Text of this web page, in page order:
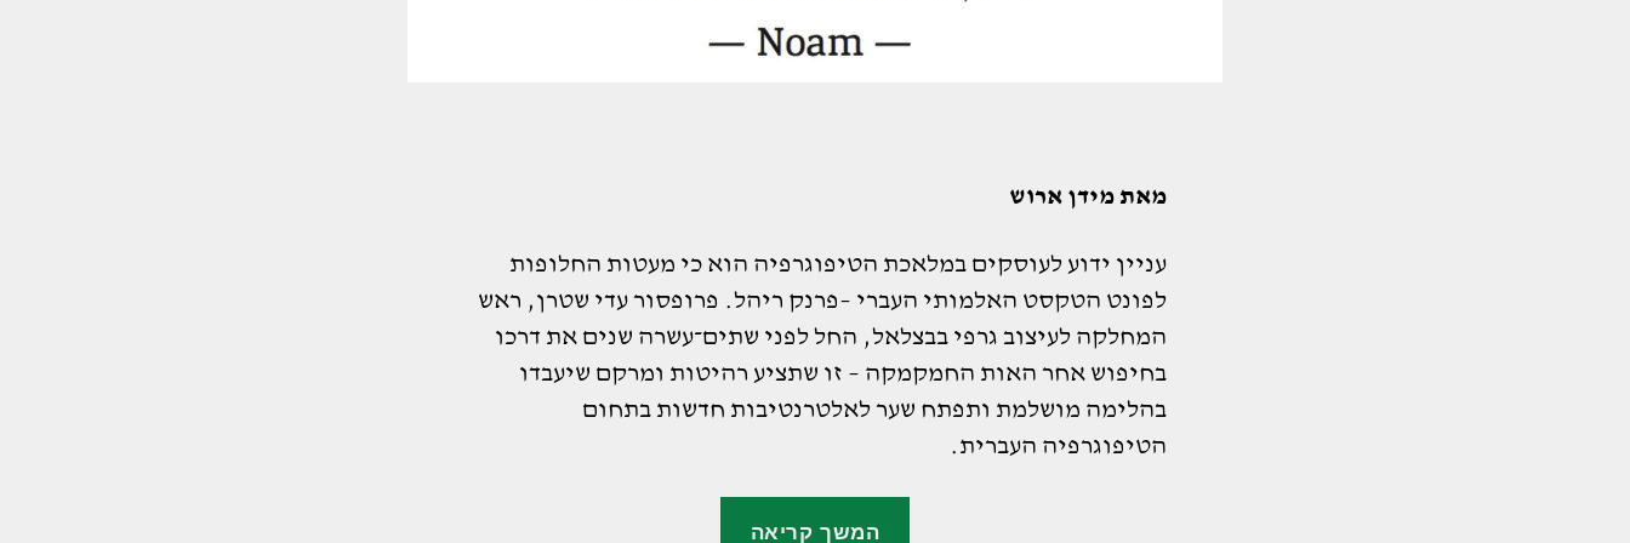
מאת מידן ארוש
עניין ידוע לעוסקים במלאכת הטיפוגרפיה הוא כי מעטות החלופות
לפונט הטקסט האלמותי העברי –פרנק ריהל. פרופסור עדי שטרן, ראש
המחלקה לעיצוב גרפי בבצלאל, החל לפני שתים־עשרה שנים את דרכו
בחיפוש אחר האות החמקמקה – זו שתציע רהיטות ומרקם שיעבדו
בהלימה מושלמת ותפתח שער לאלטרנטיבות חדשות בתחום
הטיפוגרפיה העברית.
המשך קריאה